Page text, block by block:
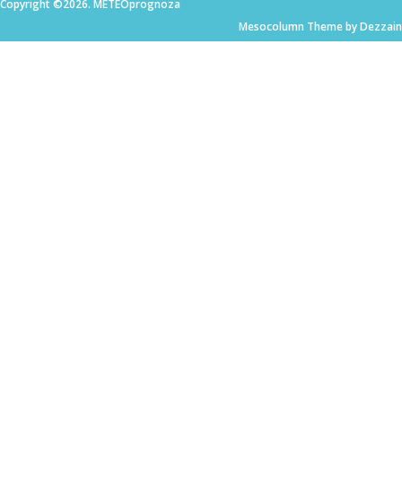
Copyright ©2026. METEOprognoza
Mesocolumn Theme by Dezzain